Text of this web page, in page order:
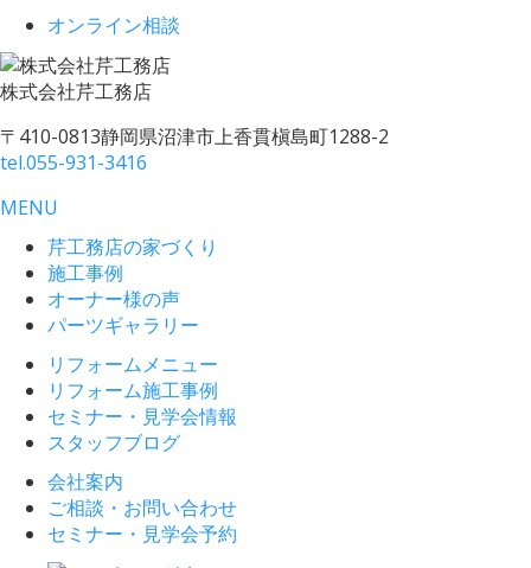
オンライン相談
株式会社芹工務店
〒410-0813静岡県沼津市上香貫槇島町1288-2
tel.055-931-3416
MENU
芹工務店の家づくり
施工事例
オーナー様の声
パーツギャラリー
リフォームメニュー
リフォーム施工事例
セミナー・見学会情報
スタッフブログ
会社案内
ご相談・お問い合わせ
セミナー・見学会予約